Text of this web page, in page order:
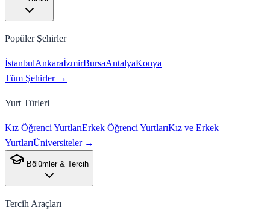
Popüler Şehirler
İstanbulAnkaraİzmirBursaAntalyaKonya
Tüm Şehirler →
Yurt Türleri
Kız Öğrenci YurtlarıErkek Öğrenci YurtlarıKız ve Erkek
YurtlarıÜniversiteler →
Bölümler & Tercih
Tercih Araçları